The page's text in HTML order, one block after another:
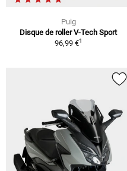
Puig
Disque de roller V-Tech Sport
96,99 €1